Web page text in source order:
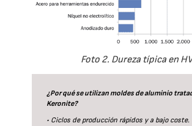
Foto 2. Dureza típica en
¿Por qué se utilizan moldes de aluminio
Keronite?
• Ciclos de producción rápidos y a bajo coste.